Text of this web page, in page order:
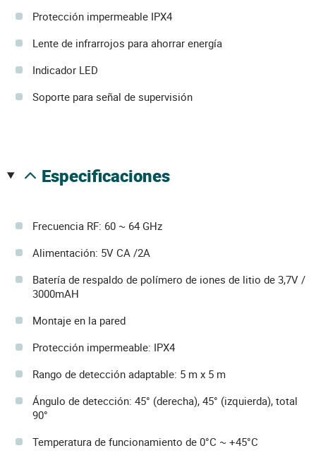
Protección impermeable IPX4
Lente de infrarrojos para ahorrar energía
Indicador LED
Soporte para señal de supervisión
especificaciones
Frecuencia RF: 60 ~ 64 GHz
Alimentación: 5V CA /2A
Batería de respaldo de polímero de iones de litio de 3,7V /
3000mAH
Montaje en la pared
Protección impermeable: IPX4
Rango de detección adaptable: 5 m x 5 m
Ángulo de detección: 45° (derecha), 45° (izquierda), total
90°
Temperatura de funcionamiento de 0°C ~ +45°C